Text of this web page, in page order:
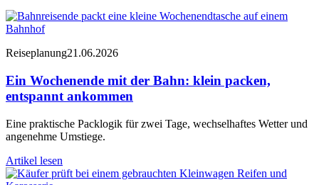
Reiseplanung21.06.2026
Ein Wochenende mit der Bahn: klein packen,
entspannt ankommen
Eine praktische Packlogik für zwei Tage, wechselhaftes Wetter und
angenehme Umstiege.
Artikel lesen